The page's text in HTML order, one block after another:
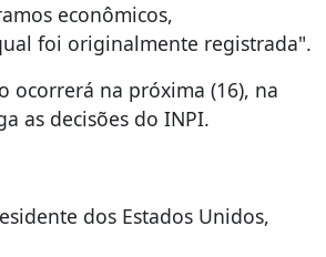
econômicos,
foi originalmente registrada".
ocorrerá na próxima (16), na
as decisões do INPI.
dos Estados Unidos,